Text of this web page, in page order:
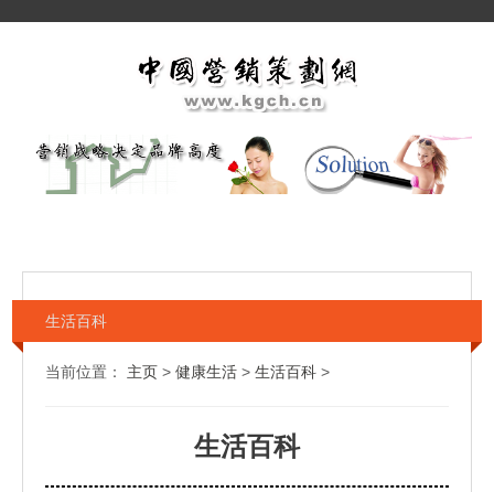
生活百科
当前位置： 主页 > 健康生活 > 生活百科 >
生活百科